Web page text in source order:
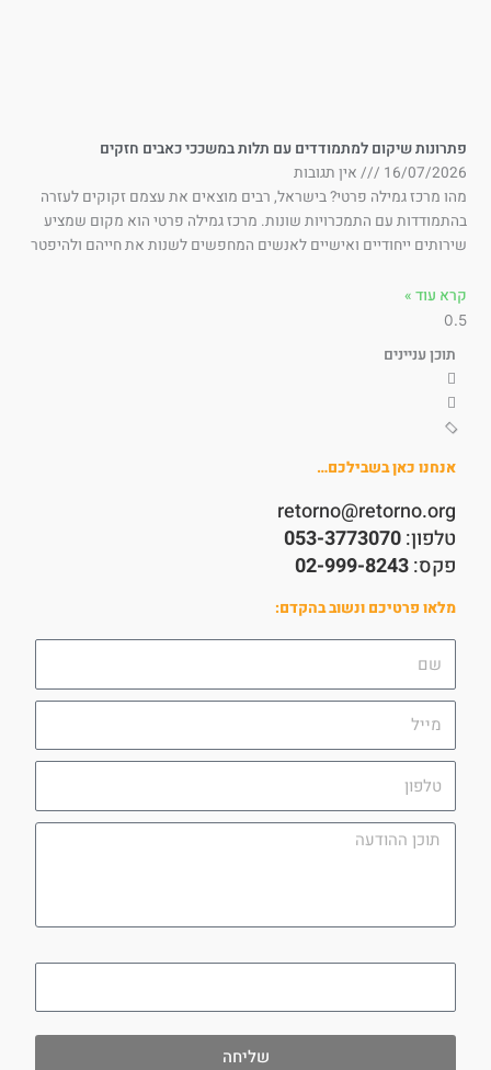
שיקום למתמודדים עם תלות במשככי כאבים חזקים
16/07/
אין תגובות
מרכז גמילה פרטי? בישראל, רבים מוצאים את עצמם זקוקים לעזרה
עם התמכרויות שונות. מרכז גמילה פרטי הוא מקום שמציע
ייחודיים ואישיים לאנשים המחפשים לשנות את חייהם ולהיפטר
עוד »
תוכן עניינים
אנחנו כאן בשבילכם…
retorno@retorno.org
טלפון:053-3773070
פקס:02-999-8243
מלאו פרטיכם ונשוב בהקדם:
שליחה